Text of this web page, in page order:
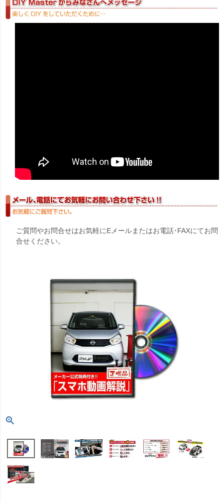
ご質問やお問合せはお気軽にEメールまたはお電話･FAXにてお問
合せください。